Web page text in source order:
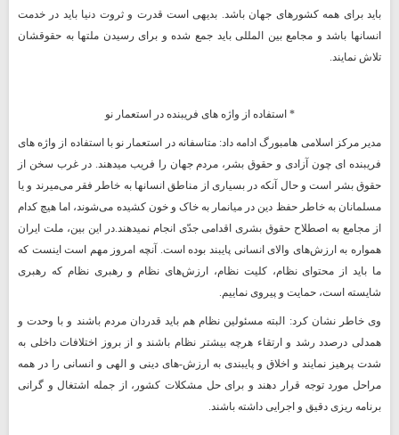
باید برای همه کشورهای جهان باشد. بدیهی است قدرت و ثروت دنیا باید در خدمت
انسانها باشد و مجامع بین المللی باید جمع شده و برای رسیدن ملتها به حقوقشان
تلاش نمایند.
* استفاده از واژه های فریبنده در استعمار نو
مدیر مرکز اسلامی هامبورگ ادامه داد: متاسفانه در استعمار نو با استفاده از واژه های
فریبنده ای چون آزادی و حقوق بشر، مردم جهان را فریب میدهند. در غرب سخن از
حقوق بشر است و حال آنکه در بسیاری از مناطق انسانها به خاطر فقر میمیرند و یا
مسلمانان به خاطر حفظ دین در میانمار به خاک و خون کشیده میشوند، اما هیچ کدام
از مجامع به اصطلاح حقوق بشری اقدامی جدّی انجام نمیدهند.در این بین، ملت ایران
همواره به ارزشهای والای انسانی پایبند بوده است. آنچه امروز مهم است اینست که
ما باید از محتوای نظام، کلیت نظام، ارزشهای نظام و رهبری نظام که رهبری
شایسته است، حمایت و پیروی نماییم.
وی خاطر نشان کرد: البته مسئولین نظام هم باید قدردان مردم باشند و با وحدت و
همدلی درصدد رشد و ارتقاء هرچه بیشتر نظام باشند و از بروز اختلافات داخلی به
شدت پرهیز نمایند و اخلاق و پایبندی به ارزش-های دینی و الهی و انسانی را در همه
مراحل مورد توجه قرار دهند و برای حل مشکلات کشور، از جمله اشتغال و گرانی
برنامه ریزی دقیق و اجرایی داشته باشند.